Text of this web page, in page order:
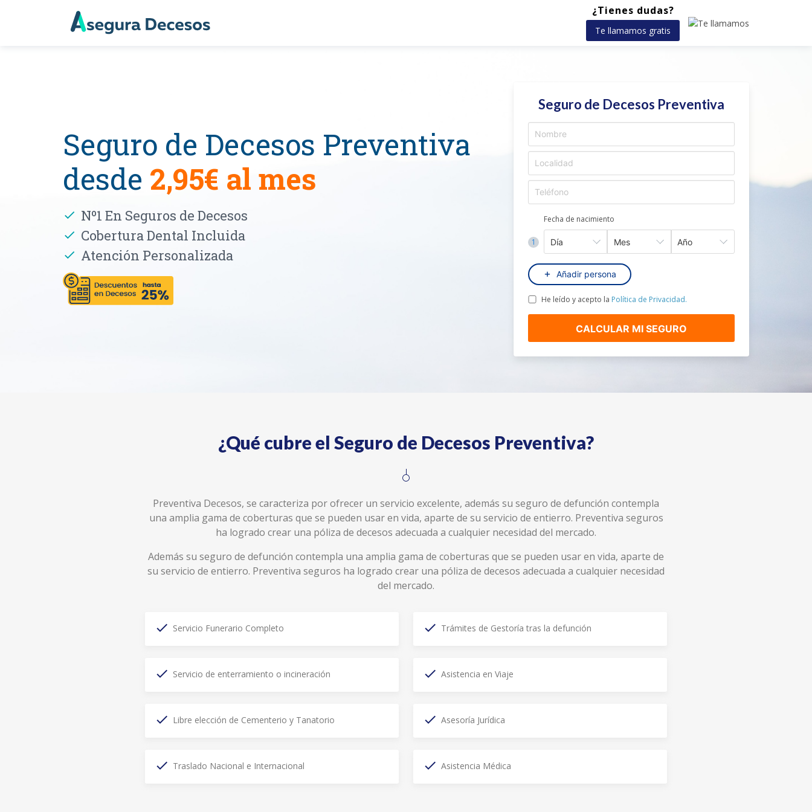
¿Tienes dudas?
Te llamamos gratis
Seguro de Decesos Preventiva
desde 2,95€ al mes
Nº1 En Seguros de Decesos
Cobertura Dental Incluida
Atención Personalizada
Seguro de Decesos Preventiva
Fecha de nacimiento
1
Añadir persona
He leído y acepto la Política de Privacidad.
CALCULAR MI SEGURO
¿Qué cubre el Seguro de Decesos Preventiva?
Preventiva Decesos, se caracteriza por ofrecer un servicio excelente, además su seguro de defunción contempla
una amplia gama de coberturas que se pueden usar en vida, aparte de su servicio de entierro. Preventiva seguros
ha logrado crear una póliza de decesos adecuada a cualquier necesidad del mercado.
Además su seguro de defunción contempla una amplia gama de coberturas que se pueden usar en vida, aparte de
su servicio de entierro. Preventiva seguros ha logrado crear una póliza de decesos adecuada a cualquier necesidad
del mercado.
Servicio Funerario Completo
Servicio de enterramiento o incineración
Libre elección de Cementerio y Tanatorio
Traslado Nacional e Internacional
Trámites de Gestoría tras la defunción
Asistencia en Viaje
Asesoría Jurídica
Asistencia Médica